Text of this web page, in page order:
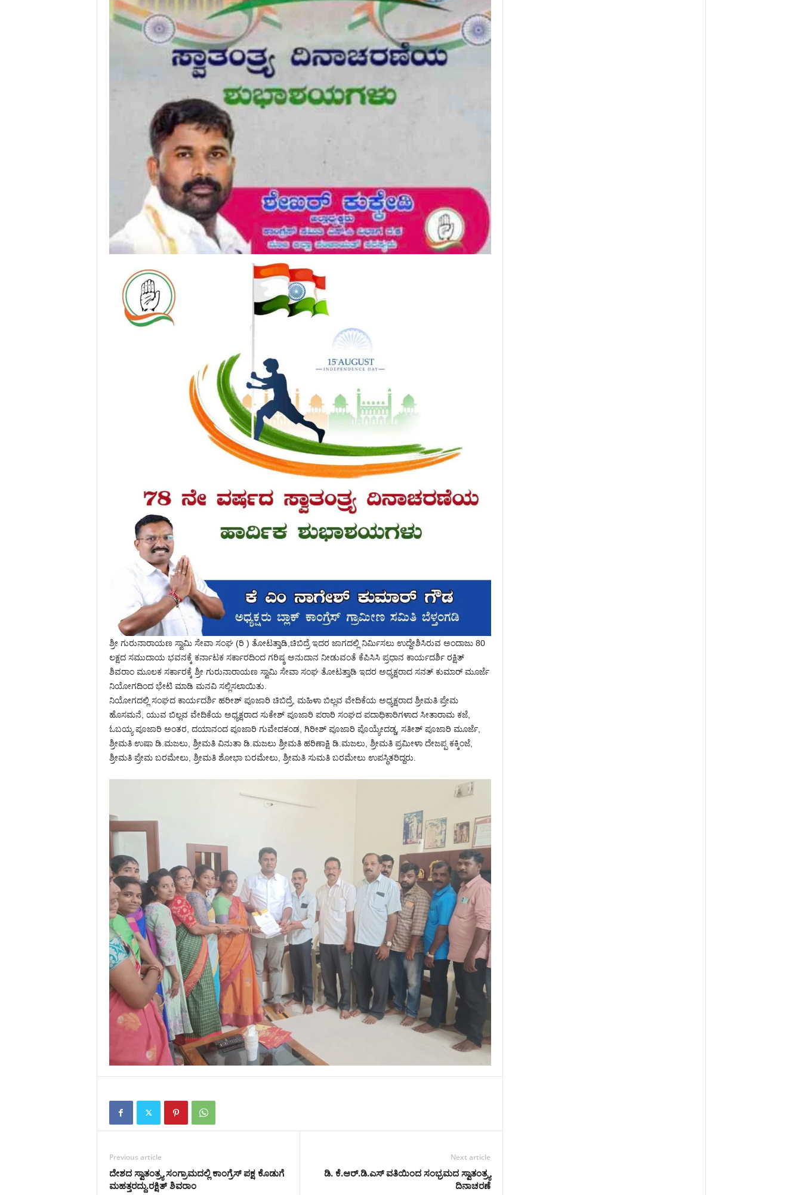
ಶ್ರೀ ಗುರುನಾರಾಯಣ ಸ್ವಾಮಿ ಸೇವಾ ಸಂಘ (ರಿ ) ತೋಟತ್ತಾಡಿ,ಚಿಬಿದ್ರೆ ಇದರ ಜಾಗದಲ್ಲಿ ನಿರ್ಮಿಸಲು ಉದ್ದೇಶಿಸಿರುವ ಅಂದಾಜು 80
ಲಕ್ಷದ ಸಮುದಾಯ ಭವನಕ್ಕೆ ಕರ್ನಾಟಕ ಸರ್ಕಾರದಿಂದ ಗರಿಷ್ಠ ಅನುದಾನ ನೀಡುವಂತೆ ಕೆಪಿಸಿಸಿ ಪ್ರಧಾನ ಕಾರ್ಯದರ್ಶಿ ರಕ್ಷಿತ್
ಶಿವರಾಂ ಮೂಲಕ ಸರ್ಕಾರಕ್ಕೆ ಶ್ರೀ ಗುರುನಾರಾಯಣ ಸ್ವಾಮಿ ಸೇವಾ ಸಂಘ ತೋಟತ್ತಾಡಿ ಇದರ ಅಧ್ಯಕ್ಷರಾದ ಸನತ್ ಕುಮಾರ್ ಮೂರ್ಜೆ
ನಿಯೋಗದಿಂದ ಭೇಟಿ ಮಾಡಿ ಮನವಿ ಸಲ್ಲಿಸಲಾಯಿತು.
ನಿಯೋಗದಲ್ಲಿ ಸಂಘದ ಕಾರ್ಯದರ್ಶಿ ಹರೀಶ್ ಪೂಜಾರಿ ಚಿಬಿದ್ರೆ, ಮಹಿಳಾ ಬಿಲ್ಲವ ವೇದಿಕೆಯ ಅಧ್ಯಕ್ಷರಾದ ಶ್ರೀಮತಿ ಪ್ರೇಮ
ಹೊಸಮನೆ, ಯುವ ಬಿಲ್ಲವ ವೇದಿಕೆಯ ಅಧ್ಯಕ್ಷರಾದ ಸುಕೇಶ್ ಪೂಜಾರಿ ಪರಾರಿ ಸಂಘದ ಪದಾಧಿಕಾರಿಗಳಾದ ಸೀತಾರಾಮ ಕಜೆ,
ಓಬಯ್ಯ ಪೂಜಾರಿ ಅಂತರ, ದಯಾನಂದ ಪೂಜಾರಿ ಗುವೇದಕಂಡ, ಗಿರೀಶ್ ಪೂಜಾರಿ ಪೊಯ್ಯೇದಡ್ಡ, ಸತೀಶ್ ಪೂಜಾರಿ ಮೂರ್ಜೆ,
ಶ್ರೀಮತಿ ಉಷಾ ಡಿ.ಮಜಲು, ಶ್ರೀಮತಿ ವಿನುತಾ ಡಿ.ಮಜಲು ಶ್ರೀಮತಿ ಹರಿಣಾಕ್ಷಿ ಡಿ.ಮಜಲು, ಶ್ರೀಮತಿ ಪ್ರಮೀಳಾ ದೇಜಪ್ಪ ಕಕ್ಕಿಂಜೆ,
ಶ್ರೀಮತಿ ಪ್ರೇಮ ಬರಮೇಲು, ಶ್ರೀಮತಿ ಶೋಭಾ ಬರಮೇಲು, ಶ್ರೀಮತಿ ಸುಮತಿ ಬರಮೇಲು ಉಪಸ್ಥಿತರಿದ್ದರು.
Previous article
ದೇಶದ ಸ್ವಾತಂತ್ರ್ಯ ಸಂಗ್ರಾಮದಲ್ಲಿ ಕಾಂಗ್ರೆಸ್ ಪಕ್ಷ ಕೊಡುಗೆ
ಮಹತ್ತರದ್ದು.ರಕ್ಷಿತ್ ಶಿವರಾಂ
Next article
ಡಿ. ಕೆ.ಆರ್.ಡಿ.ಎಸ್ ವತಿಯಿಂದ ಸಂಭ್ರಮದ ಸ್ವಾತಂತ್ರ್ಯ
ದಿನಾಚರಣೆ